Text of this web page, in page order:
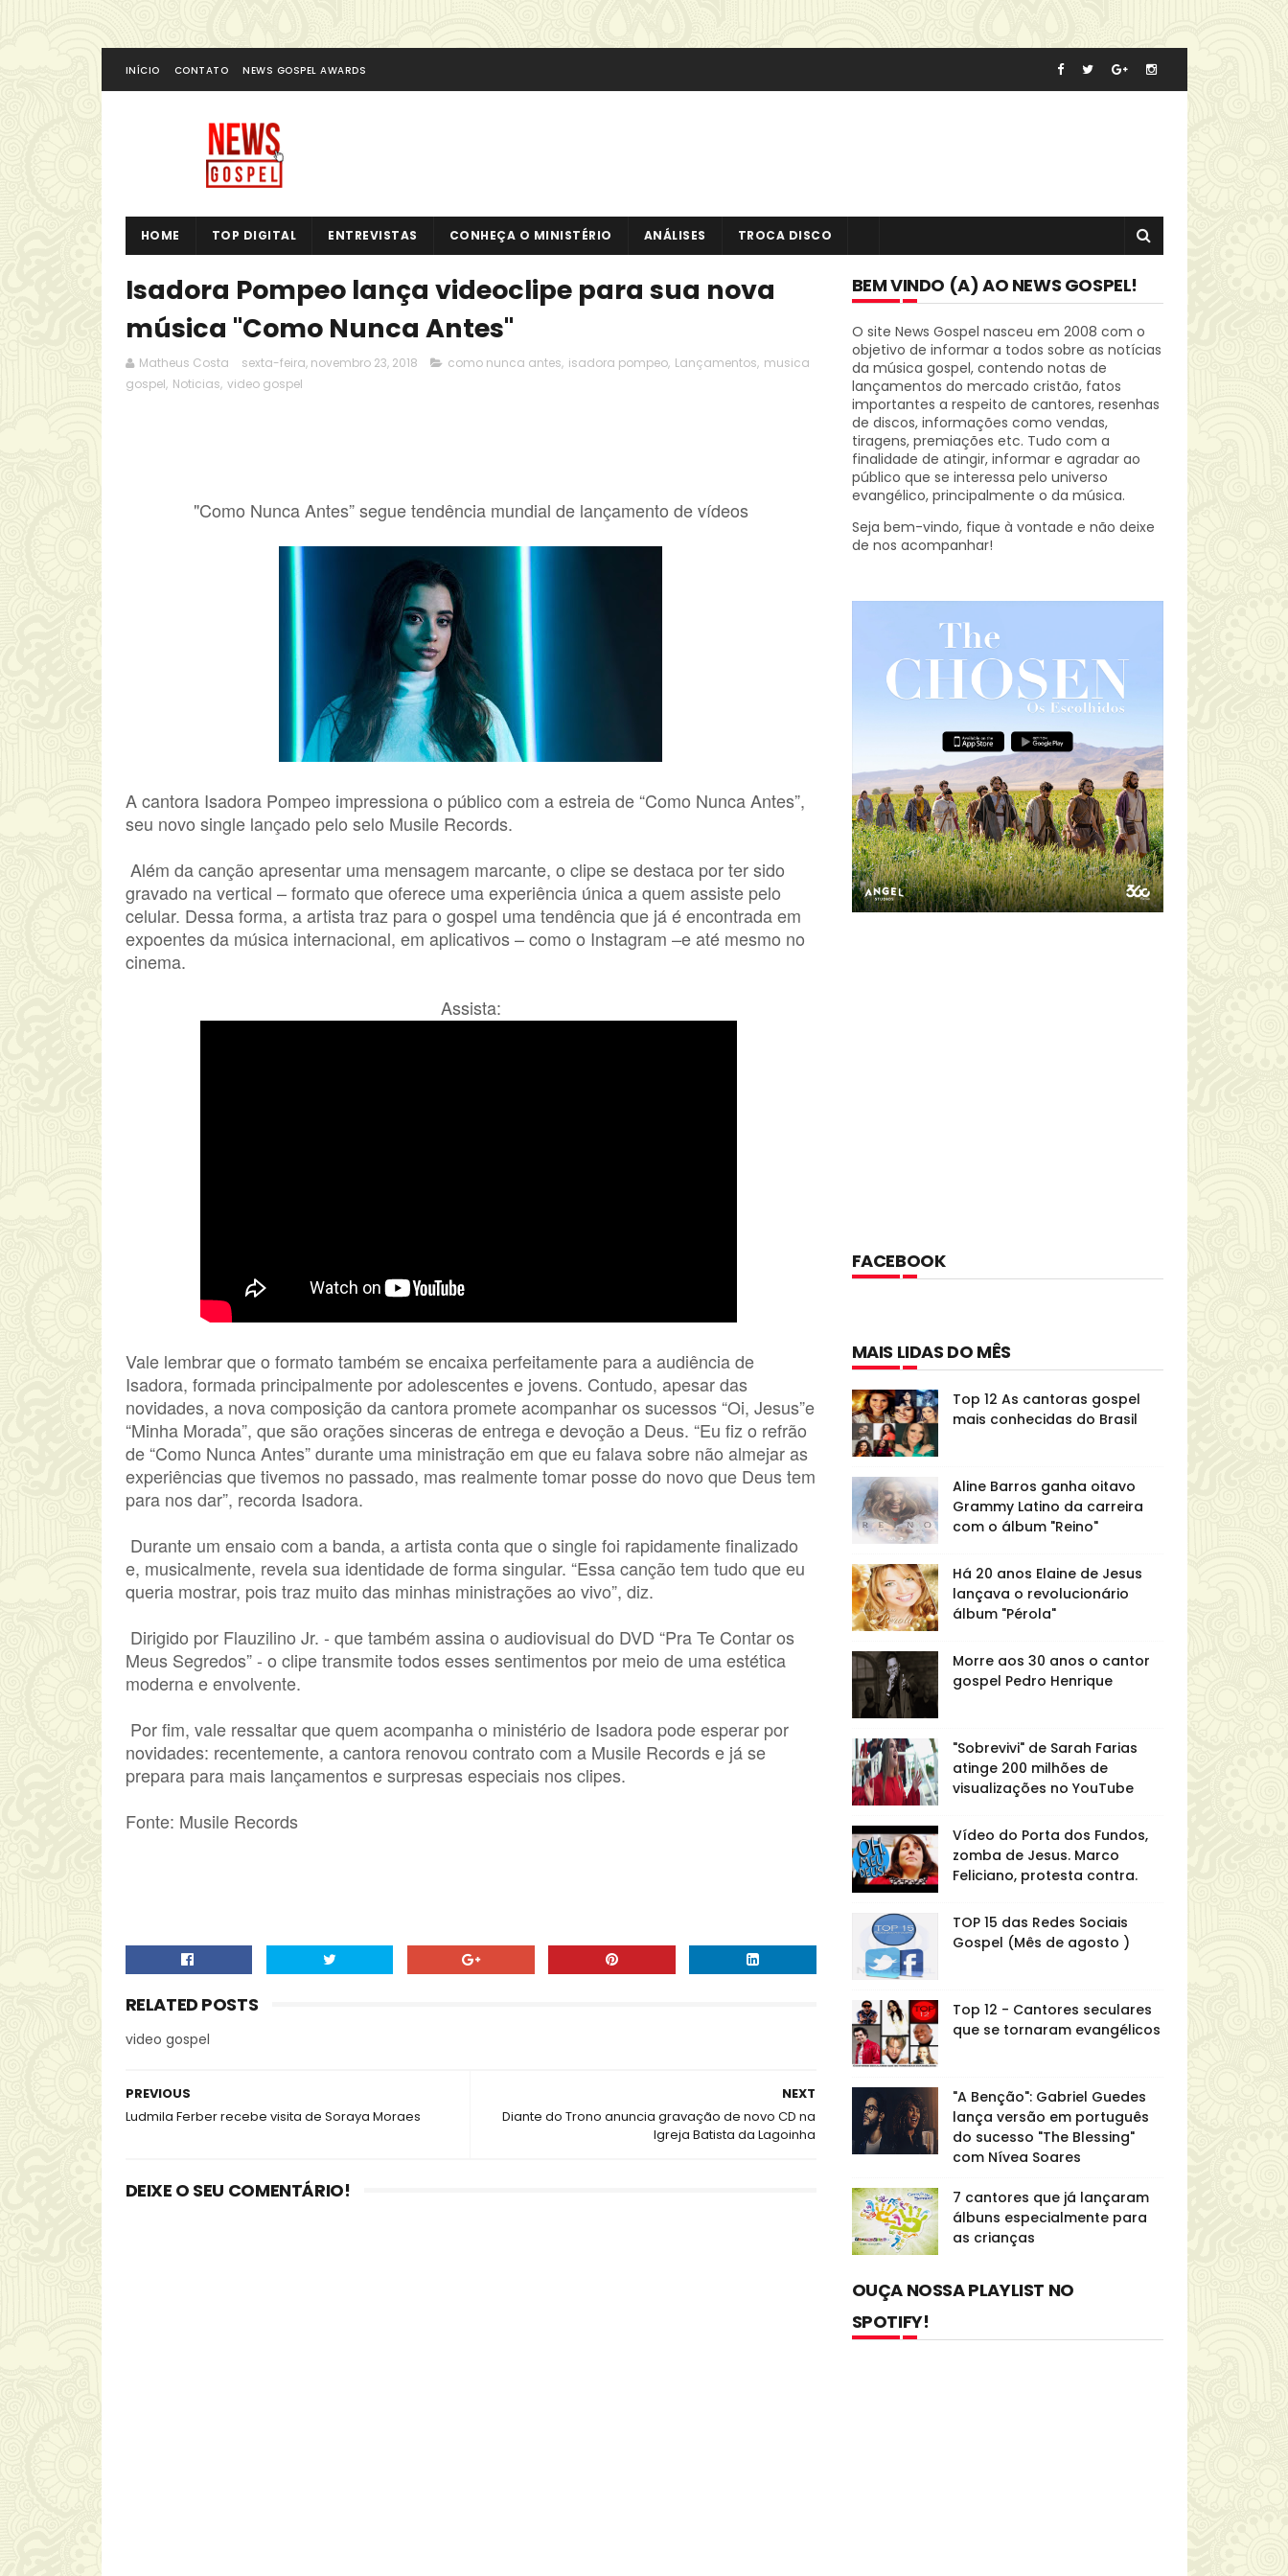
INÍCIO CONTATO NEWS GOSPEL AWARDS
HOME TOP DIGITAL ENTREVISTAS CONHEÇA O MINISTÉRIO ANÁLISES TROCA DISCO
Isadora Pompeo lança videoclipe para sua nova
música "Como Nunca Antes"
Matheus Costa sexta-feira, novembro 23, 2018 como nunca antes, isadora pompeo, Lançamentos, musica
gospel, Noticias, video gospel
"Como Nunca Antes” segue tendência mundial de lançamento de vídeos
A cantora Isadora Pompeo impressiona o público com a estreia de “Como Nunca Antes”,
seu novo single lançado pelo selo Musile Records.
Além da canção apresentar uma mensagem marcante, o clipe se destaca por ter sido
gravado na vertical – formato que oferece uma experiência única a quem assiste pelo
celular. Dessa forma, a artista traz para o gospel uma tendência que já é encontrada em
expoentes da música internacional, em aplicativos – como o Instagram –e até mesmo no
cinema.
Assista:
Vale lembrar que o formato também se encaixa perfeitamente para a audiência de
Isadora, formada principalmente por adolescentes e jovens. Contudo, apesar das
novidades, a nova composição da cantora promete acompanhar os sucessos “Oi, Jesus”e
“Minha Morada”, que são orações sinceras de entrega e devoção a Deus. “Eu fiz o refrão
de “Como Nunca Antes” durante uma ministração em que eu falava sobre não almejar as
experiências que tivemos no passado, mas realmente tomar posse do novo que Deus tem
para nos dar”, recorda Isadora.
Durante um ensaio com a banda, a artista conta que o single foi rapidamente finalizado
e, musicalmente, revela sua identidade de forma singular. “Essa canção tem tudo que eu
queria mostrar, pois traz muito das minhas ministrações ao vivo”, diz.
Dirigido por Flauzilino Jr. - que também assina o audiovisual do DVD “Pra Te Contar os
Meus Segredos” - o clipe transmite todos esses sentimentos por meio de uma estética
moderna e envolvente.
Por fim, vale ressaltar que quem acompanha o ministério de Isadora pode esperar por
novidades: recentemente, a cantora renovou contrato com a Musile Records e já se
prepara para mais lançamentos e surpresas especiais nos clipes.
Fonte: Musile Records
RELATED POSTS
video gospel
NEXT
Diante do Trono anuncia gravação de novo CD na
Igreja Batista da Lagoinha
PREVIOUS
Ludmila Ferber recebe visita de Soraya Moraes
DEIXE O SEU COMENTÁRIO!
BEM VINDO (A) AO NEWS GOSPEL!
O site News Gospel nasceu em 2008 com o
objetivo de informar a todos sobre as notícias
da música gospel, contendo notas de
lançamentos do mercado cristão, fatos
importantes a respeito de cantores, resenhas
de discos, informações como vendas,
tiragens, premiações etc. Tudo com a
finalidade de atingir, informar e agradar ao
público que se interessa pelo universo
evangélico, principalmente o da música.
Seja bem-vindo, fique à vontade e não deixe
de nos acompanhar!
FACEBOOK
MAIS LIDAS DO MÊS
Top 12 As cantoras gospel
mais conhecidas do Brasil
Aline Barros ganha oitavo
Grammy Latino da carreira
com o álbum "Reino"
Há 20 anos Elaine de Jesus
lançava o revolucionário
álbum "Pérola"
Morre aos 30 anos o cantor
gospel Pedro Henrique
"Sobrevivi" de Sarah Farias
atinge 200 milhões de
visualizações no YouTube
Vídeo do Porta dos Fundos,
zomba de Jesus. Marco
Feliciano, protesta contra.
TOP 15 das Redes Sociais
Gospel (Mês de agosto )
Top 12 - Cantores seculares
que se tornaram evangélicos
"A Benção": Gabriel Guedes
lança versão em português
do sucesso "The Blessing"
com Nívea Soares
7 cantores que já lançaram
álbuns especialmente para
as crianças
OUÇA NOSSA PLAYLIST NO
SPOTIFY!